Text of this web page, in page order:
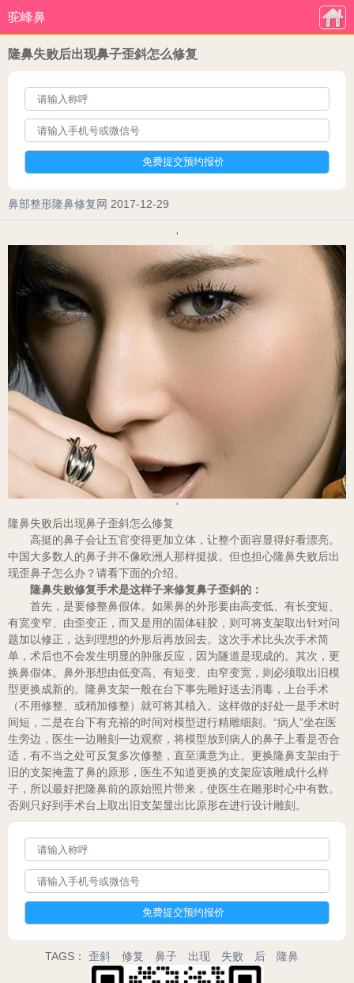
驼峰鼻
隆鼻失败后出现鼻子歪斜怎么修复
鼻部整形隆鼻修复网 2017-12-29
'
'
隆鼻失败后出现鼻子歪斜怎么修复
高挺的鼻子会让五官变得更加立体，让整个面容显得好看漂亮。
中国大多数人的鼻子并不像欧洲人那样挺拔。但也担心隆鼻失败后出
现歪鼻子怎么办？请看下面的介绍。
隆鼻失败修复手术是这样子来修复鼻子歪斜的：
首先，是要修整鼻假体。如果鼻的外形要由高变低、有长变短、
有宽变窄、由歪变正，而又是用的固体硅胶，则可将支架取出针对问
题加以修正，达到理想的外形后再放回去。这次手术比头次手术简
单，术后也不会发生明显的肿胀反应，因为隧道是现成的。其次，更
换鼻假体。鼻外形想由低变高、有短变、由窄变宽，则必须取出旧模
型更换成新的。隆鼻支架一般在台下事先雕好送去消毒，上台手术
（不用修整、或稍加修整）就可将其植入。这样做的好处一是手术时
间短，二是在台下有充裕的时间对模型进行精雕细刻。“病人”坐在医
生旁边，医生一边雕刻一边观察，将模型放到病人的鼻子上看是否合
适，有不当之处可反复多次修整，直至满意为止。更换隆鼻支架由于
旧的支架掩盖了鼻的原形，医生不知道更换的支架应该雕成什么样
子，所以最好把隆鼻前的原始照片带来，使医生在雕形时心中有数。
否则只好到手术台上取出旧支架显出比原形在进行设计雕刻。
TAGS： 歪斜 修复 鼻子 出现 失败 后 隆鼻